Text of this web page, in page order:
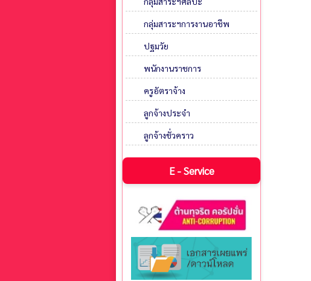
กลุ่มสาระฯการงานอาชีพ
ปฐมวัย
พนักงานราชการ
ครูอัตราจ้าง
ลูกจ้างประจำ
ลูกจ้างชั่วคราว
E - Service